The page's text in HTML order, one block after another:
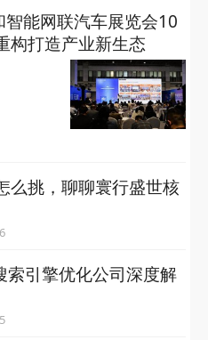
能网联汽车展览会10
构打造产业新生态
么挑，聊聊寰行盛世核
索引擎优化公司深度解